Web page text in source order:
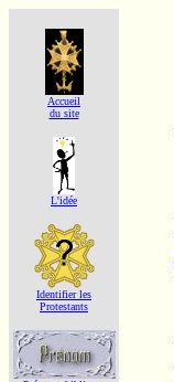
Accueil
du site
L'idée
Identifier les
Protestants